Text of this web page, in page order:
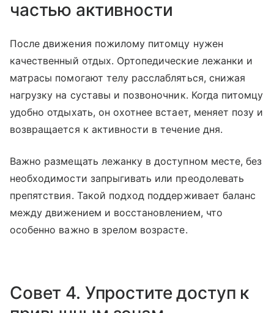
частью активности
После движения пожилому питомцу нужен
качественный отдых. Ортопедические лежанки и
матрасы помогают телу расслабляться, снижая
нагрузку на суставы и позвоночник. Когда питомцу
удобно отдыхать, он охотнее встает, меняет позу и
возвращается к активности в течение дня.
Важно размещать лежанку в доступном месте, без
необходимости запрыгивать или преодолевать
препятствия. Такой подход поддерживает баланс
между движением и восстановлением, что
особенно важно в зрелом возрасте.
Совет 4. Упростите доступ к